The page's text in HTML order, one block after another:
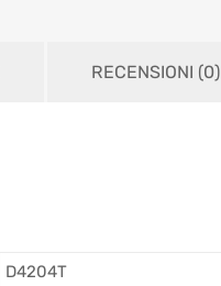
RECENSIONI (0)
D4204T